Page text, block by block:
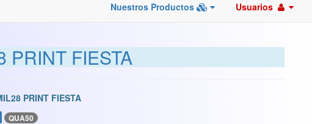
Nuestros Productos Usuarios
PRINT FIESTA
PRINT FIESTA
QUA50